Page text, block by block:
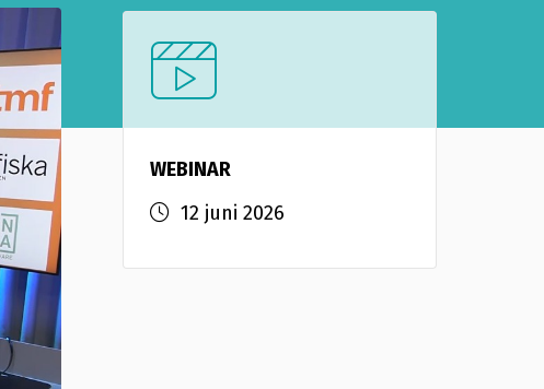
WEBINAR
12 juni 2026